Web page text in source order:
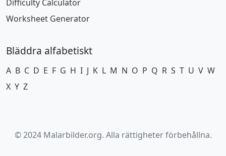
Difficulty Calculator
Worksheet Generator
Bläddra alfabetiskt
A B C D E F G H I J K L M N O P Q R S T U V W
X Y Z
© 2024 Malarbilder.org. Alla rättigheter förbehållna.